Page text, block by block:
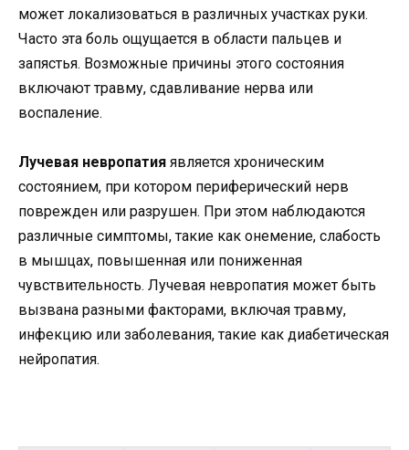
может локализоваться в различных участках руки.
Часто эта боль ощущается в области пальцев и
запястья. Возможные причины этого состояния
включают травму, сдавливание нерва или
воспаление.
Лучевая невропатия является хроническим
состоянием, при котором периферический нерв
поврежден или разрушен. При этом наблюдаются
различные симптомы, такие как онемение, слабость
в мышцах, повышенная или пониженная
чувствительность. Лучевая невропатия может быть
вызвана разными факторами, включая травму,
инфекцию или заболевания, такие как диабетическая
нейропатия.